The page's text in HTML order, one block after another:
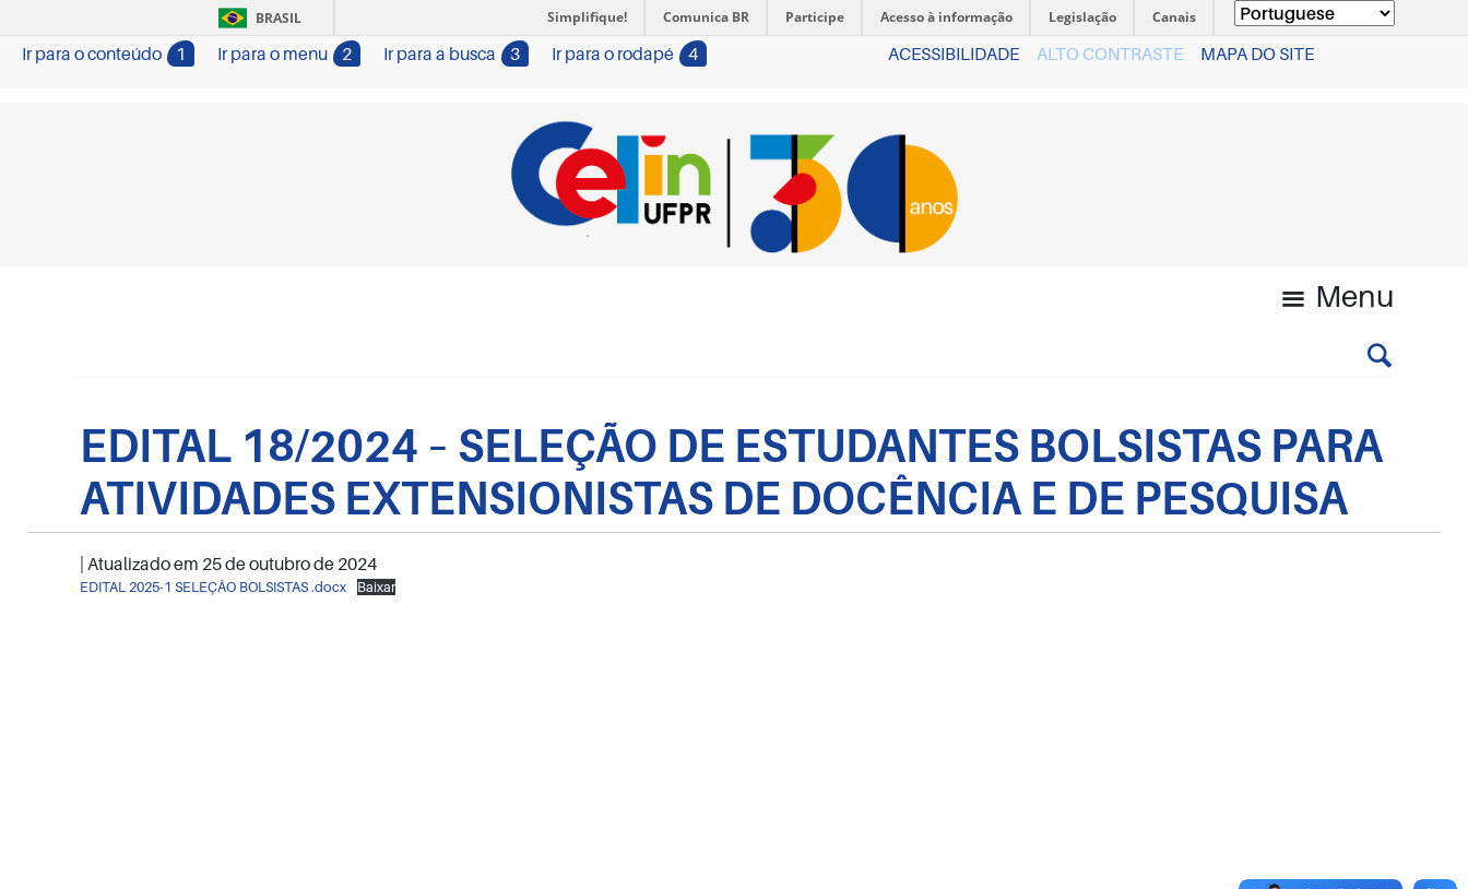
BRASIL Simplifique! Comunica BR Participe Acesso à informação Legislação Canais
Ir para o conteúdo 1 Ir para o menu 2 Ir para a busca 3 Ir para o rodapé 4 ACESSIBILIDADE ALTO CONTRASTE MAPA DO SITE
Menu
EDITAL 18/2024 – SELEÇÃO DE ESTUDANTES BOLSISTAS PARA
ATIVIDADES EXTENSIONISTAS DE DOCÊNCIA E DE PESQUISA
| Atualizado em 25 de outubro de 2024
EDITAL 2025-1 SELEÇÃO BOLSISTAS .docx Baixar